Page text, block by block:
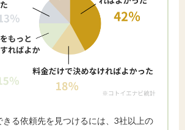
きる依頼先を見つけるには、3社以上の